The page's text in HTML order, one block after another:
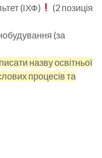
(ІХФ)
(2 позиція
(за
назву освітньої
процесів та